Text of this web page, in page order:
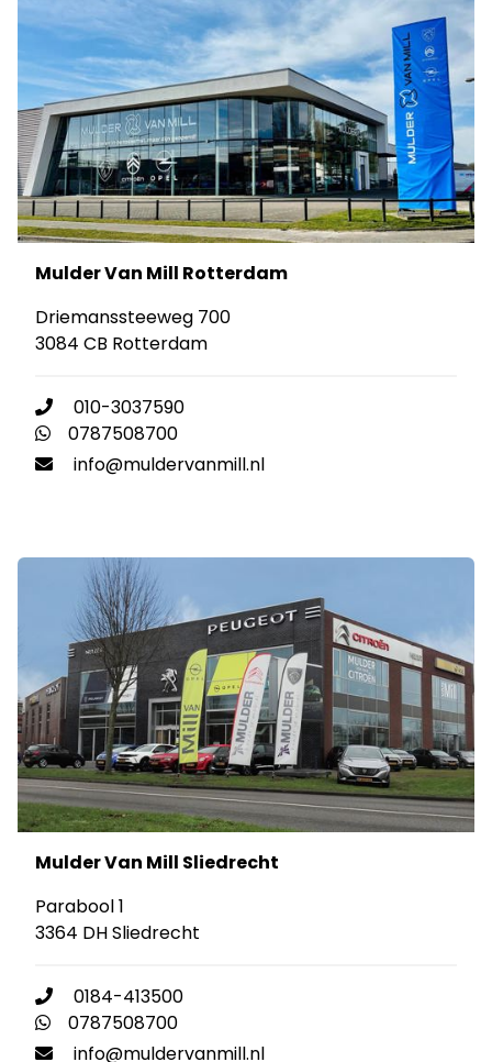
Mulder Van Mill Rotterdam
Driemanssteeweg 700
3084 CB Rotterdam
010-3037590
0787508700
info@muldervanmill.nl
Mulder Van Mill Sliedrecht
Parabool 1
3364 DH Sliedrecht
0184-413500
0787508700
info@muldervanmill.nl